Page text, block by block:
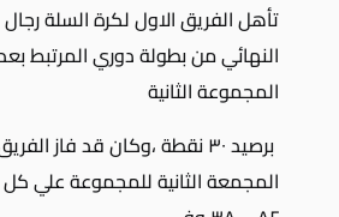
تأهل الفريق الاول لكرة السلة
النهائي من بطولة دوري المرتبط
المجموعة الثانية
برصيد ٣٠ نقطة ،وكان قد فاز
المجمعة الثانية للمجموعة علي